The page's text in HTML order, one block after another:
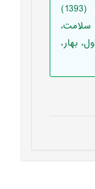
نیکزاد، عباس و سید غلامعلی جورسرایی (1393)
بهار،